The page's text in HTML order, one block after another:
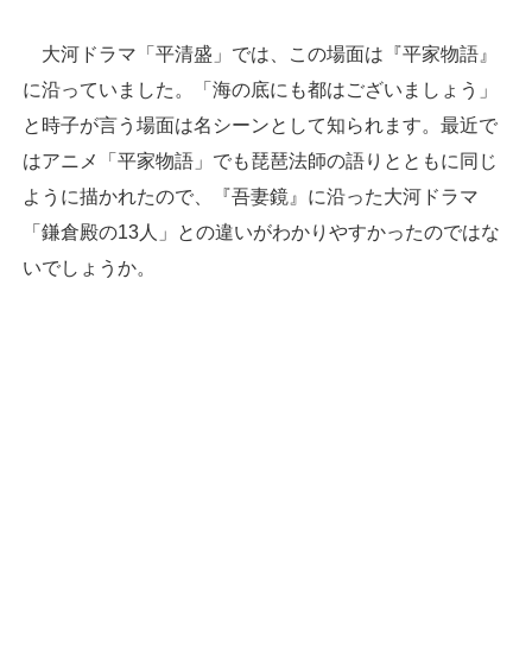
大河ドラマ「平清盛」では、この場面は『平家物語』
に沿っていました。「海の底にも都はございましょう」
と時子が言う場面は名シーンとして知られます。最近で
はアニメ「平家物語」でも琵琶法師の語りとともに同じ
ように描かれたので、『吾妻鏡』に沿った大河ドラマ
「鎌倉殿の13人」との違いがわかりやすかったのではな
いでしょうか。